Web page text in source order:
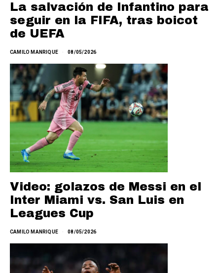
La salvación de Infantino para
seguir en la FIFA, tras boicot
de UEFA
CAMILO MANRIQUE 08/05/2026
Video: golazos de Messi en el
Inter Miami vs. San Luis en
Leagues Cup
CAMILO MANRIQUE 08/05/2026